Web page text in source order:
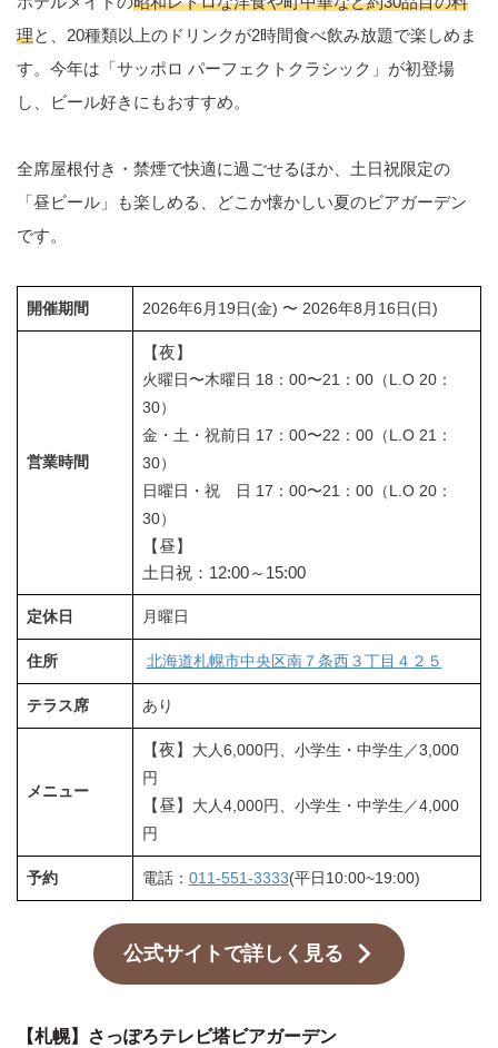
理と、20種類以上のドリンクが2時間食べ飲み放題で楽しめま
す。今年は「サッポロ パーフェクトクラシック」が初登場
し、ビール好きにもおすすめ。
全席屋根付き・禁煙で快適に過ごせるほか、土日祝限定の
「昼ビール」も楽しめる、どこか懐かしい夏のビアガーデン
です。
開催期間 2026年6月19日(金) 〜 2026年8月16日(日)
営業時間
【夜】
火曜日〜木曜日 18：00〜21：00（L.O 20：
30）
金・土・祝前日 17：00〜22：00（L.O 21：
30）
日曜日・祝 日 17：00〜21：00（L.O 20：
30）
【昼】
土日祝：12:00～15:00
定休日 月曜日
住所 北海道札幌市中央区南７条西３丁目４２５
テラス席 あり
メニュー
【夜】
大人6,000円、小学生・中学生／3,000
円
【昼】
大人4,000円、小学生・中学生／4,000
円
予約 電話： 011-551-3333(平日10:00~19:00)
公式サイトで詳しく見る
【札幌】さっぽろテレビ塔ビアガーデン